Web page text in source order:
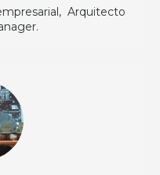
Arquitecto